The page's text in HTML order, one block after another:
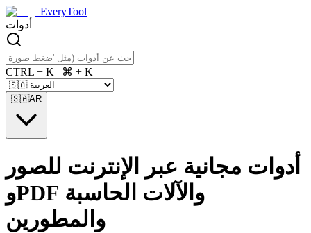
EveryTool
أدوات
CTRL + K | ⌘ + K
🇸🇦AR
أدوات مجانية عبر الإنترنت للصور
وPDF والآلات الحاسبة
والمطورين